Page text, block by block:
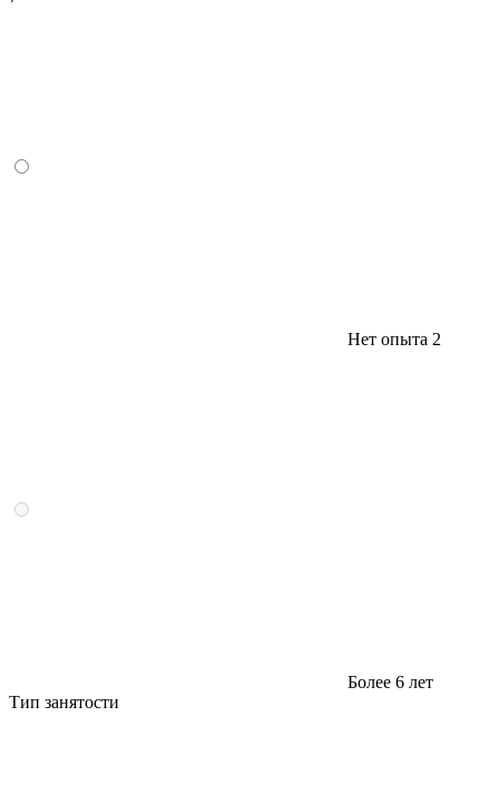
Нет опыта 2
Более 6 лет
Тип занятости